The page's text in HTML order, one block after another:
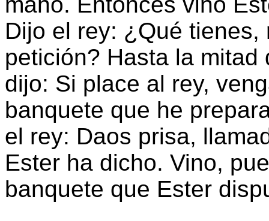
Dijo el rey: ¿Qué
petición? Hasta la
dijo: Si place al rey,
banquete que he
el rey: Daos prisa,
Ester ha dicho. Vino,
banquete que Ester